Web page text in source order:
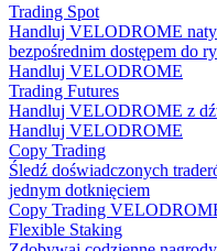
Trading Spot
Handluj VELODROME
bezpośrednim dostępem do
Handluj VELODROME
Trading Futures
Handluj VELODROME z
Handluj VELODROME
Copy Trading
Śledź doświadczonych
jednym dotknięciem
Copy Trading
Flexible Staking